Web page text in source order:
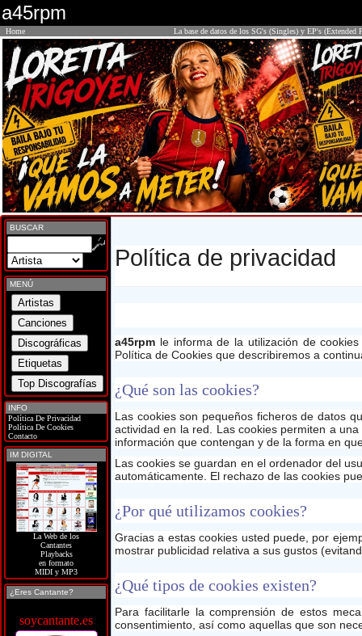
a45rpm
Home La base de datos de los SG's (Singles) y EP's (Extended
BUSCAR
MENÚ
INFO
Política De Privacidad
Política De Cookies
Contacto
IM DIGITAL
La Web de los
Cantantes
Playbacks
en formato
MIDI y MP3
¿Eres Cantante?
soycantante.es
Política de privacidad
a45rpm le informa de la utilización de
Política de Cookies que describiremos a
¿Qué son las cookies?
Las cookies son pequeños ficheros de datos
actividad en la red. Las cookies permiten a
información que contengan y de la forma en
Las cookies se guardan en el ordenador del
automáticamente. El rechazo de las cookies
¿Por qué utilizamos cookies?
Gracias a estas cookies usted puede, por
mostrar publicidad relativa a sus gustos
¿Qué tipos de cookies existen?
Para facilitarle la comprensión de estos
consentimiento, así como aquellas que son